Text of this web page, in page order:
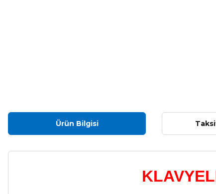
Ürün Bilgisi